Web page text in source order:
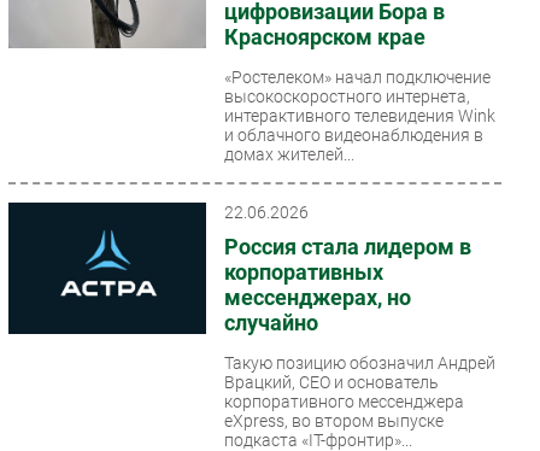
цифровизации Бора в
Красноярском крае
«Ростелеком» начал подключение
высокоскоростного интернета,
интерактивного телевидения Wink
и облачного видеонаблюдения в
домах жителей...
22.06.2026
Россия стала лидером в
корпоративных
мессенджерах, но
случайно
Такую позицию обозначил Андрей
Врацкий, CEO и основатель
корпоративного мессенджера
eXpress, во втором выпуске
подкаста «IT-фронтир»...